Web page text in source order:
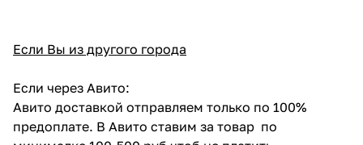
Если Вы из другого города
Если через Авито:
Авито доставкой отправляем только по 100%
предоплате. В Авито ставим за товар по